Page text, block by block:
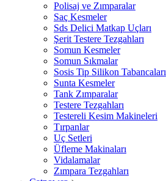
Polisaj ve Zımparalar
Saç Kesmeler
Sds Delici Matkap Uçları
Şerit Testere Tezgahları
Somun Kesmeler
Somun Sıkmalar
Sosis Tip Silikon Tabancaları
Sunta Kesmeler
Tank Zımparalar
Testere Tezgahları
Testereli Kesim Makineleri
Tırpanlar
Uç Setleri
Üfleme Makinaları
Vidalamalar
Zımpara Tezgahları